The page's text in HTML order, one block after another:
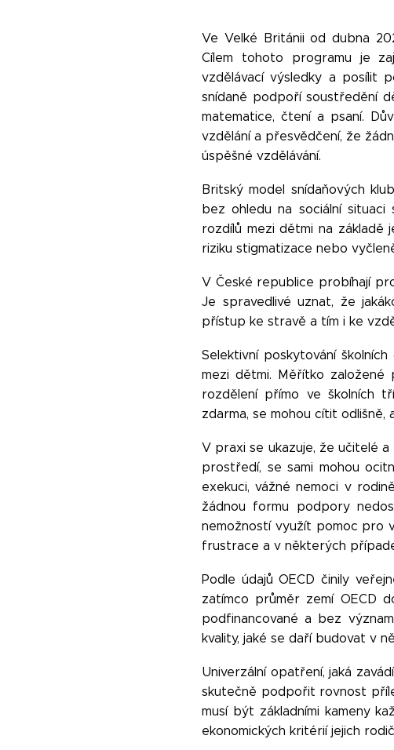
Ve Velké Británii od dubna
Cílem tohoto programu je
vzdělávací výsledky a posílit
snídaně podpoří soustředění
matematice, čtení a psaní.
vzdělání a přesvědčení, že
úspěšné vzdělávání.
Britský model snídaňových
bez ohledu na sociální
rozdílů mezi dětmi na základě
riziku stigmatizace nebo
V České republice probíhají
Je spravedlivé uznat, že
přístup ke stravě a tím i ke
Selektivní poskytování
mezi dětmi. Měřítko
rozdělení přímo ve školních
zdarma, se mohou cítit
V praxi se ukazuje, že učitelé
prostředí, se sami mohou
exekuci, vážné nemoci v
žádnou formu podpory
nemožností využít pomoc pro
frustrace a v některých
Podle údajů OECD činily
zatímco průměr zemí OECD
podfinancované a bez
kvality, jaké se daří budovat v
Univerzální opatření, jaká
skutečně podpořit rovnost
musí být základními kameny
ekonomických kritérií jejich